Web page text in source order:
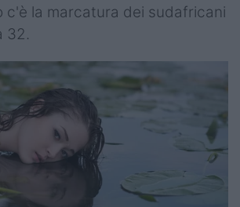
c'è la marcatura dei sudafricani
32.